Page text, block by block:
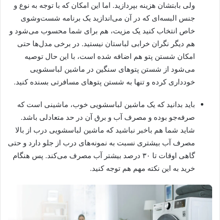
ولی بابتشان هزینه بپردازید. اما این امکان که با توجه به نوع و
جنس البسه‌ای که در آن می‌اندازید یک برنامه شست‌وشوی
خاص انتخاب کنید یک مزیت، هم برای شما محسوب می‌شود و
هم دیگر نگران خرابی لباستان نیستید. در برخی مدل‌ها حتی
امکان شستن پتو هم اضافه شده است، با این حال توصیه
می‌شود از شستن پتوهای سنگین در ماشین لباسشویی
خودداری کرده و تنها به شستن پتوهای مسافرتی بسنده کنید.
باید بدانید که یک ماشین لباسشویی خوب، ماشینی است که
صرفه‌جو بوده و مصرف آب و برق آن در حد متعادلی باشد.
شاید شما هم باخبر نباشید که ماشین لباسشویی درب از بالا
مصرف آب بیشتری نسبت به نمونه‌های درب از جلو دارد و حتی
گاهی اوقات تا ۳۰ درصد بیشتر آب مصرف می‌کند. پس هنگام
خرید به این نکته مهم هم توجه کنید.